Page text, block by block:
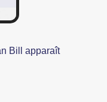
Bill apparaît